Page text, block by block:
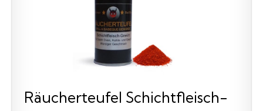
Räucherteufel Schichtfleisch-